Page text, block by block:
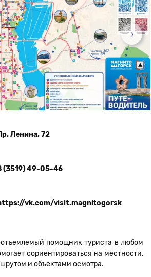
Ленина, 72
(3519) 49-05-46
vk.com/visit.magnitogorsk
помощник туриста в любом
сориентироваться на местности,
и объектами осмотра.